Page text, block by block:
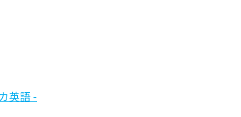
英語 -